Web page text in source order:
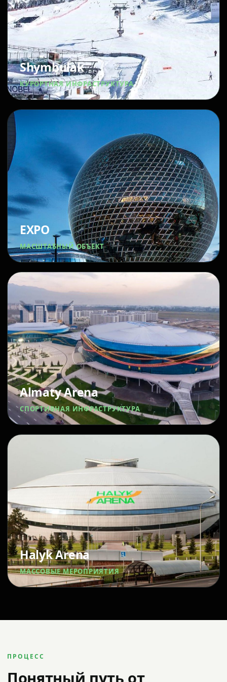
Shymbulak
КУРОРТНАЯ ИНФРАСТРУКТУРА
EXPO
МАСШТАБНЫЙ ОБЪЕКТ
Almaty Arena
СПОРТИВНАЯ ИНФРАСТРУКТУРА
Halyk Arena
МАССОВЫЕ МЕРОПРИЯТИЯ
ПРОЦЕСС
Понятный путь от